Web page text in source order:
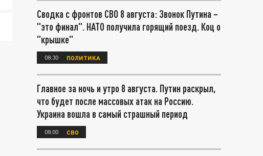
Сводка с фронтов СВО 8 августа: Звонок Путина –
"это финал". НАТО получила горящий поезд. Коц о
"крышке"
08:30 ПОЛИТИКА
Главное за ночь и утро 8 августа. Путин раскрыл,
что будет после массовых атак на Россию.
Украина вошла в самый страшный период
08:00 СВО